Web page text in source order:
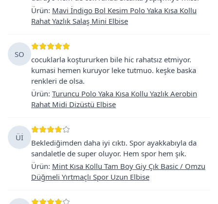
Ürün: Mavi İndigo Bol Kesim Polo Yaka Kısa Kollu
Rahat Yazlık Salaş Mini Elbise
SO
cocuklarla koştururken bile hic rahatsız etmiyor.
kumasi hemen kuruyor leke tutmuo. keşke baska
renkleri de olsa.
Ürün: Turuncu Polo Yaka Kısa Kollu Yazlık Aerobin
Rahat Midi Dizüstü Elbise
Üİ
Beklediğimden daha iyi cıktı. Spor ayakkabıyla da
sandaletle de super oluyor. Hem spor hem şık.
Ürün: Mint Kısa Kollu Tam Boy Giy Çık Basic / Omzu
Düğmeli Yırtmaçlı Spor Uzun Elbise